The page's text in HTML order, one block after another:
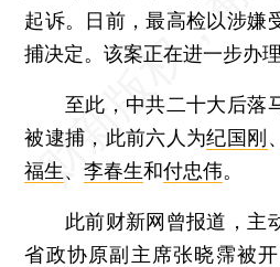
起诉。日前，最高检以涉嫌
捕决定。该案正在进一步办理
至此，中共二十大后落
被逮捕，此前六人为纪国刚、
福生、李春生和付忠伟。
此前财新网曾报道，主
省政协原副主席张晓霈被